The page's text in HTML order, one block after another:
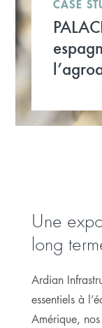
CASE
Une
long
Ardian
essentiels à
Amérique, nos